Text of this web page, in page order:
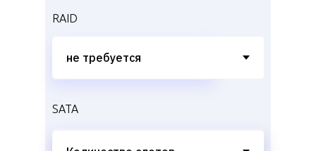
SATA
RAID